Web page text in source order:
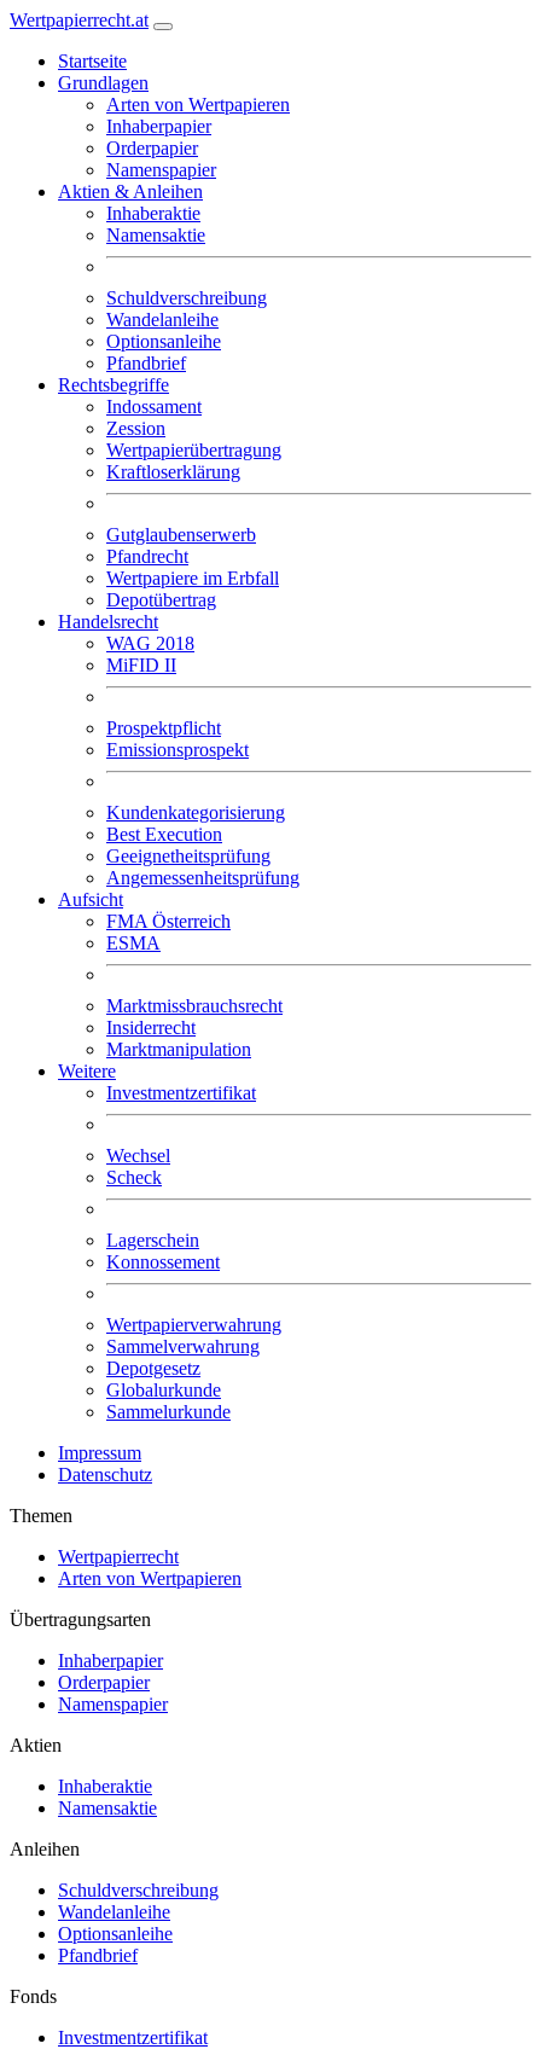
Wertpapierrecht.at
Startseite
Grundlagen
Arten von Wertpapieren
Inhaberpapier
Orderpapier
Namenspapier
Aktien & Anleihen
Inhaberaktie
Namensaktie
Schuldverschreibung
Wandelanleihe
Optionsanleihe
Pfandbrief
Rechtsbegriffe
Indossament
Zession
Wertpapierübertragung
Kraftloserklärung
Gutglaubenserwerb
Pfandrecht
Wertpapiere im Erbfall
Depotübertrag
Handelsrecht
WAG 2018
MiFID II
Prospektpflicht
Emissionsprospekt
Kundenkategorisierung
Best Execution
Geeignetheitsprüfung
Angemessenheitsprüfung
Aufsicht
FMA Österreich
ESMA
Marktmissbrauchsrecht
Insiderrecht
Marktmanipulation
Weitere
Investmentzertifikat
Wechsel
Scheck
Lagerschein
Konnossement
Wertpapierverwahrung
Sammelverwahrung
Depotgesetz
Globalurkunde
Sammelurkunde
Impressum
Datenschutz
Themen
Wertpapierrecht
Arten von Wertpapieren
Übertragungsarten
Inhaberpapier
Orderpapier
Namenspapier
Aktien
Inhaberaktie
Namensaktie
Anleihen
Schuldverschreibung
Wandelanleihe
Optionsanleihe
Pfandbrief
Fonds
Investmentzertifikat